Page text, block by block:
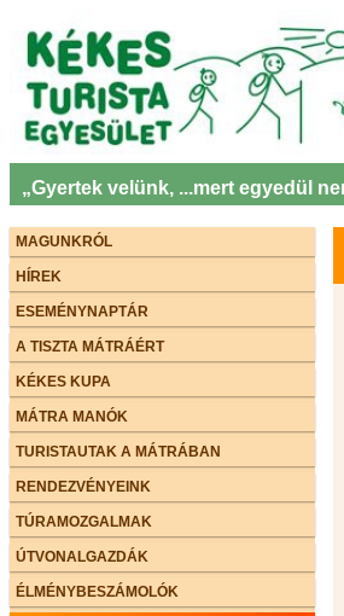
„Gyertek velünk, ...mert egyedül
MAGUNKRÓL
HÍREK
ESEMÉNYNAPTÁR
A TISZTA MÁTRÁÉRT
KÉKES KUPA
MÁTRA MANÓK
TURISTAUTAK A MÁTRÁBAN
RENDEZVÉNYEINK
TÚRAMOZGALMAK
ÚTVONALGAZDÁK
ÉLMÉNYBESZÁMOLÓK